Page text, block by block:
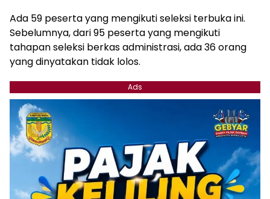
Ada 59 peserta yang mengikuti seleksi terbuka ini.
Sebelumnya, dari 95 peserta yang mengikuti
tahapan seleksi berkas administrasi, ada 36 orang
yang dinyatakan tidak lolos.
Ads